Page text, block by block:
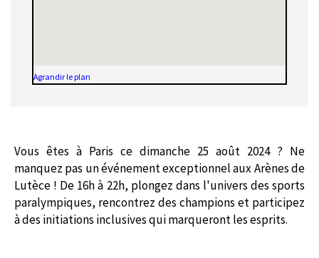
Agrandir le plan
Vous êtes à Paris ce dimanche 25 août 2024 ? Ne
manquez pas un événement exceptionnel aux Arènes de
Lutèce ! De 16h à 22h, plongez dans l'univers des sports
paralympiques, rencontrez des champions et participez
à des initiations inclusives qui marqueront les esprits.